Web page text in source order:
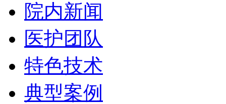
院内新闻
医护团队
特色技术
典型案例